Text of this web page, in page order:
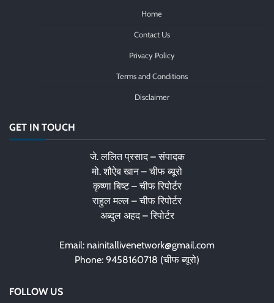
Home
Contact Us
Privacy Policy
Terms and Conditions
Disclaimer
GET IN TOUCH
जे. ललित प्रसाद – संपादक
मो. शौऐब खान – चीफ ब्यूरो
कृष्णा बिष्ट – चीफ रिपोर्टर
राहुल मल्ल – चीफ रिपोर्टर
अब्दुल अहद – रिपोर्टर
Email: nainitallivenetwork@gmail.com
Phone: 9458160718 (चीफ ब्यूरो)
FOLLOW US